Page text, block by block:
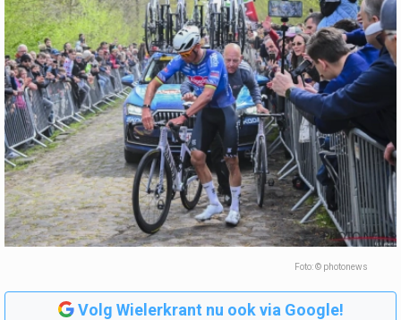
Foto: © photonews
Volg Wielerkrant nu ook via Google!